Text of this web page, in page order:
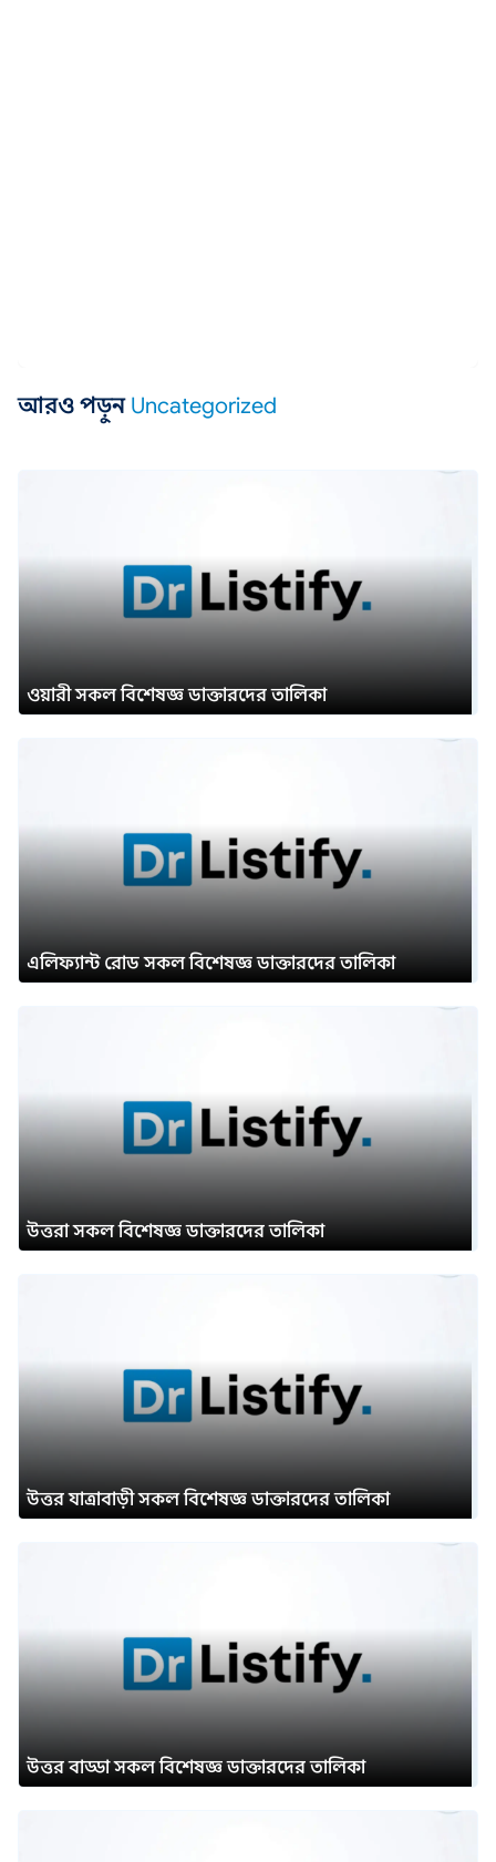
আরও পড়ুন Uncategorized
ওয়ারী সকল বিশেষজ্ঞ ডাক্তারদের তালিকা
এলিফ্যান্ট রোড সকল বিশেষজ্ঞ ডাক্তারদের তালিকা
উত্তরা সকল বিশেষজ্ঞ ডাক্তারদের তালিকা
উত্তর যাত্রাবাড়ী সকল বিশেষজ্ঞ ডাক্তারদের তালিকা
উত্তর বাড্ডা সকল বিশেষজ্ঞ ডাক্তারদের তালিকা